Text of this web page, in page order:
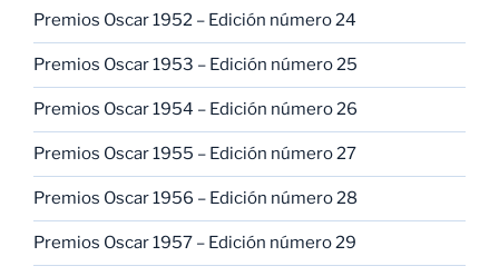
Premios Oscar 1952 – Edición número 24
Premios Oscar 1953 – Edición número 25
Premios Oscar 1954 – Edición número 26
Premios Oscar 1955 – Edición número 27
Premios Oscar 1956 – Edición número 28
Premios Oscar 1957 – Edición número 29